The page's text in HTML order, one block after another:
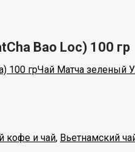
Bao Loc) 100 гр
100 грЧай Матча зеленый
кофе и чай, Вьетнамский